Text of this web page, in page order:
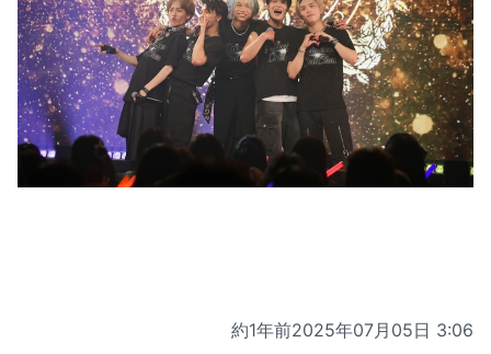
約1年前2025年07月05日 3:06